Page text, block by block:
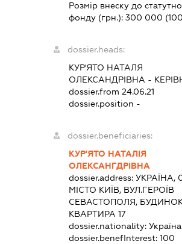
Розмір внеску до
фонду (грн.): 300 000
dossier.heads:
КУР'ЯТО НАТАЛЯ
ОЛЕКСАНДРІВНА -
dossier.from 24.06.21
dossier.position -
dossier.beneficiaries:
КУР'ЯТО НАТАЛІЯ
ОЛЕКСАНГДРІВНА
dossier.address: УКРАЇНА,
МІСТО КИЇВ, ВУЛ.ГЕРОЇВ
СЕВАСТОПОЛЯ, БУДИНОК
КВАРТИРА 17
dossier.nationality: Україна
dossier.benefInterest: 100